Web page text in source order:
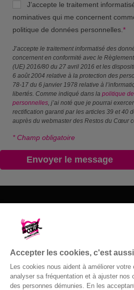
J’accepte le traitement
nominatives qui me concernent
politique de données personnelles.*
J’accepte le traitement informatisé des
concernent en conformité avec le
(UE) 2016/80 du 27 avril 2016 et les
6 août 2004 relative à la protection des
78-17 du 6 janvier 1978 relative à
libertés. Comme indiqué dans la politique
personnelles, j’ai noté que je pourrai
rectification garanti par les articles 39 et 40
auprès du webmaster des Restos du Cœur
* Champ obligatoire
Les Restos du Cœur du 58
09 72 62 14 84
Accepter les cookies, c'est
Les cookies nous aident à améliorer
analyser sa fréquentation et à ajuster nos
des personnes démunies. En les